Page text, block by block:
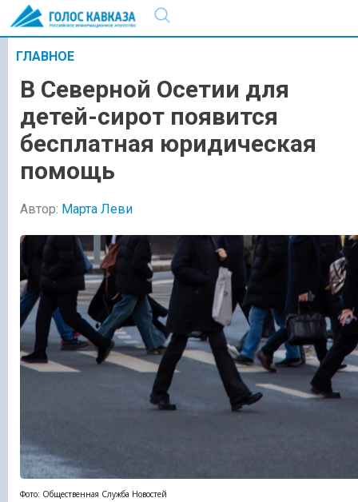
ГЛАВНОЕ
В Северной Осетии для
детей-сирот появится
бесплатная юридическая
помощь
Автор: Марта Леви
Фото: Общественная Служба Новостей